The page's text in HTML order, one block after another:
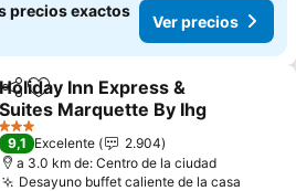
precios exactos
Ver precios
CompartirAgregar a favoritos
Holiday Inn Express &
Suites Marquette By Ihg
3 Estrellas
9,1 Excelente
2.904
a 3.0 km de: Centro de la ciudad
Desayuno buffet caliente de la casa